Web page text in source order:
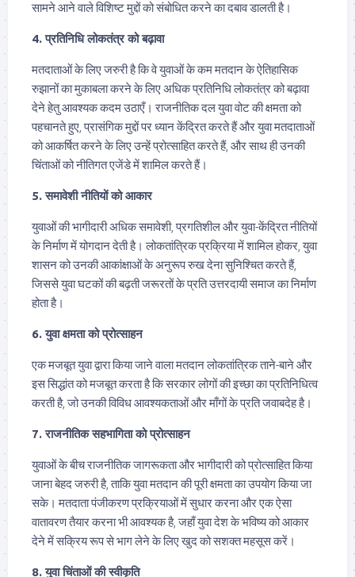
सामने आने वाले विशिष्ट मुद्दों को संबोधित करने का दबाव डालती है।
4. प्रतिनिधि लोकतंत्र को बढ़ावा
मतदाताओं के लिए जरुरी है कि वे युवाओं के कम मतदान के ऐतिहासिक
रुझानों का मुकाबला करने के लिए अधिक प्रतिनिधि लोकतंत्र को बढ़ावा
देने हेतु आवश्यक कदम उठाएँ। राजनीतिक दल युवा वोट की क्षमता को
पहचानते हुए, प्रासंगिक मुद्दों पर ध्यान केंद्रित करते हैं और युवा मतदाताओं
को आकर्षित करने के लिए उन्हें प्रोत्साहित करते हैं, और साथ ही उनकी
चिंताओं को नीतिगत एजेंडे में शामिल करते हैं।
5. समावेशी नीतियों को आकार
युवाओं की भागीदारी अधिक समावेशी, प्रगतिशील और युवा-केंद्रित नीतियों
के निर्माण में योगदान देती है। लोकतांत्रिक प्रक्रिया में शामिल होकर, युवा
शासन को उनकी आकांक्षाओं के अनुरूप रुख देना सुनिश्चित करते हैं,
जिससे युवा घटकों की बढ़ती जरूरतों के प्रति उत्तरदायी समाज का निर्माण
होता है।
6. युवा क्षमता को प्रोत्साहन
एक मजबूत युवा द्वारा किया जाने वाला मतदान लोकतांत्रिक ताने-बाने और
इस सिद्धांत को मजबूत करता है कि सरकार लोगों की इच्छा का प्रतिनिधित्व
करती है, जो उनकी विविध आवश्यकताओं और माँगों के प्रति जवाबदेह है।
7. राजनीतिक सहभागिता को प्रोत्साहन
युवाओं के बीच राजनीतिक जागरूकता और भागीदारी को प्रोत्साहित किया
जाना बेहद जरुरी है, ताकि युवा मतदान की पूरी क्षमता का उपयोग किया जा
सके। मतदाता पंजीकरण प्रक्रियाओं में सुधार करना और एक ऐसा
वातावरण तैयार करना भी आवश्यक है, जहाँ युवा देश के भविष्य को आकार
देने में सक्रिय रूप से भाग लेने के लिए खुद को सशक्त महसूस करें।
8. युवा चिंताओं की स्वीकृति